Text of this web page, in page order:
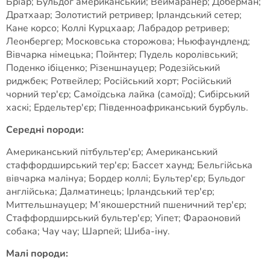
Дратхаар; Золотистий ретривер; Ірландський сетер;
Кане корсо; Коллі Курцхаар; Лабрадор ретривер;
Леонбергер; Московська сторожова; Ньюфаундленд;
Вівчарка німецька; Пойнтер; Пудель королівський;
Поденко ібіценко; Різеншнауцер; Родезійський
риджбек; Ротвейлер; Російський хорт; Російський
чорний тер'єр; Самоїдська лайка (самоїд); Сибірський
хаскі; Ердельтер'єр; Південноафриканський бурбуль.
Середні породи:
Американський пітбультер'єр; Американський
стаффордширський тер'єр; Бассет хаунд; Бельгійська
вівчарка малінуа; Бордер коллі; Бультер'єр; Бульдог
англійська; Далматинець; Ірландський тер'єр;
Миттельшнауцер; М’якошерстний пшеничний тер'єр;
Стаффордширський бультер'єр; Уіпет; Фараоновий
собака; Чау чау; Шарпей; Шиба-іну.
Малі породи: